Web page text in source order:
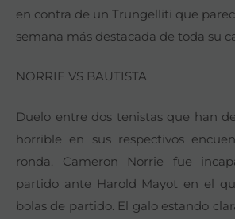
en contra de un Trungelliti que
semana más destacada de toda su
NORRIE VS BAUTISTA
Duelo entre dos tenistas que han
horrible en sus respectivos
ronda. Cameron Norrie fue
partido ante Harold Mayot en el
bolas de partido. El galo estando